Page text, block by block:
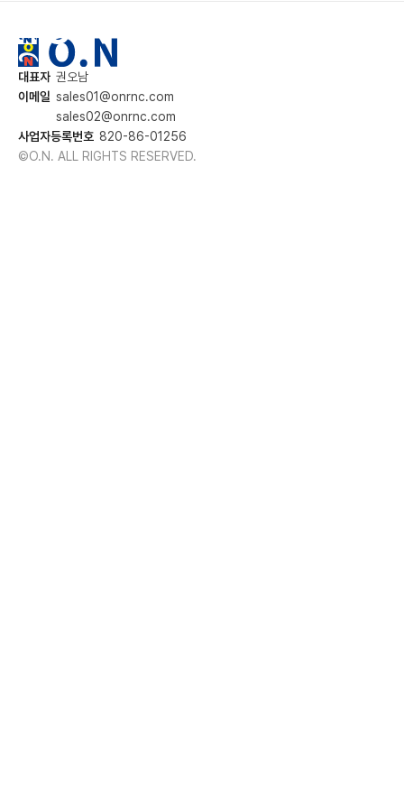
대표자 권오남
이메일 sales01@onrnc.com
sales02@onrnc.com
사업자등록번호 820-86-01256
©O.N. ALL RIGHTS RESERVED.